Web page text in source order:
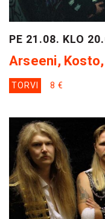
PE 21.08. KLO
Arseeni, Kosto,
TORVI 8 €